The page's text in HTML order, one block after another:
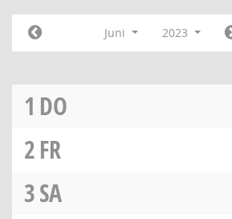
Juni 2023
1 DO
2FR
3SA